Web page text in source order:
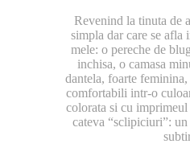
Revenind la tinuta de
simpla dar care se
mele: o pereche de
inchisa, o camasa
dantela, foarte
comfortabili intr-o
colorata si cu
cateva “sclipiciuri”: